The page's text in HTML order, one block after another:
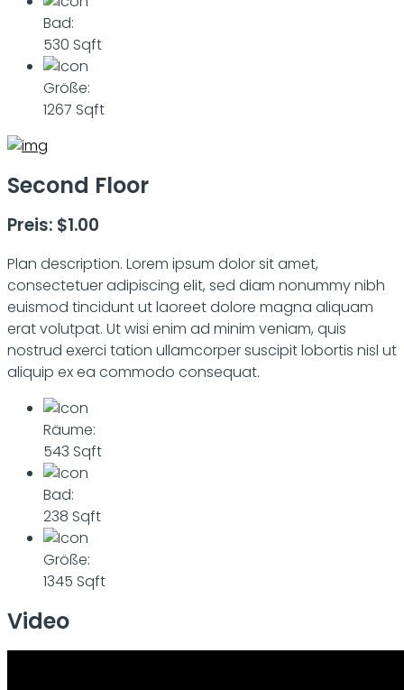
Bad:
530 Sqft
Größe:
1267 Sqft
Second Floor
Preis: $1.00
Plan description. Lorem ipsum dolor sit amet,
consectetuer adipiscing elit, sed diam nonummy nibh
euismod tincidunt ut laoreet dolore magna aliquam
erat volutpat. Ut wisi enim ad minim veniam, quis
nostrud exerci tation ullamcorper suscipit lobortis nisl ut
aliquip ex ea commodo consequat.
Räume:
543 Sqft
Bad:
238 Sqft
Größe:
1345 Sqft
Video